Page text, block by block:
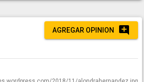
AGREGAR OPINION